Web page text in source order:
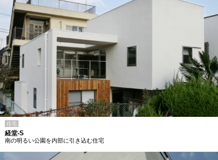
住宅
経堂-S
南の明るい公園を内部に引き込む住宅